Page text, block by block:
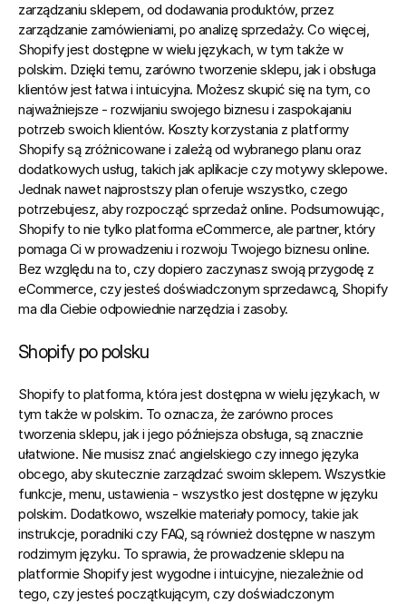
zarządzaniu sklepem, od dodawania produktów, przez
zarządzanie zamówieniami, po analizę sprzedaży. Co więcej,
Shopify jest dostępne w wielu językach, w tym także w
polskim. Dzięki temu, zarówno tworzenie sklepu, jak i obsługa
klientów jest łatwa i intuicyjna. Możesz skupić się na tym, co
najważniejsze - rozwijaniu swojego biznesu i zaspokajaniu
potrzeb swoich klientów. Koszty korzystania z platformy
Shopify są zróżnicowane i zależą od wybranego planu oraz
dodatkowych usług, takich jak aplikacje czy motywy sklepowe.
Jednak nawet najprostszy plan oferuje wszystko, czego
potrzebujesz, aby rozpocząć sprzedaż online. Podsumowując,
Shopify to nie tylko platforma eCommerce, ale partner, który
pomaga Ci w prowadzeniu i rozwoju Twojego biznesu online.
Bez względu na to, czy dopiero zaczynasz swoją przygodę z
eCommerce, czy jesteś doświadczonym sprzedawcą, Shopify
ma dla Ciebie odpowiednie narzędzia i zasoby.
Shopify po polsku
Shopify to platforma, która jest dostępna w wielu językach, w
tym także w polskim. To oznacza, że zarówno proces
tworzenia sklepu, jak i jego późniejsza obsługa, są znacznie
ułatwione. Nie musisz znać angielskiego czy innego języka
obcego, aby skutecznie zarządzać swoim sklepem. Wszystkie
funkcje, menu, ustawienia - wszystko jest dostępne w języku
polskim. Dodatkowo, wszelkie materiały pomocy, takie jak
instrukcje, poradniki czy FAQ, są również dostępne w naszym
rodzimym języku. To sprawia, że prowadzenie sklepu na
platformie Shopify jest wygodne i intuicyjne, niezależnie od
tego, czy jesteś początkującym, czy doświadczonym